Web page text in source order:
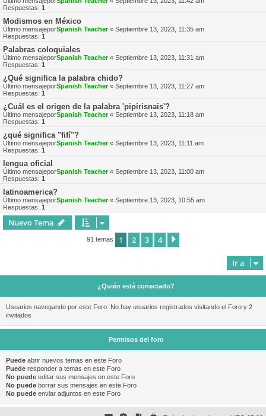
Respuestas: 1
Modismos en México
Último mensajeporSpanish Teacher« Septiembre 13, 2023, 11:35 am
Respuestas: 1
Palabras coloquiales
Último mensajeporSpanish Teacher« Septiembre 13, 2023, 11:31 am
Respuestas: 1
¿Qué significa la palabra chido?
Último mensajeporSpanish Teacher« Septiembre 13, 2023, 11:27 am
Respuestas: 1
¿Cuál es el origen de la palabra 'pipirisnais'?
Último mensajeporSpanish Teacher« Septiembre 13, 2023, 11:18 am
Respuestas: 1
¿qué significa "fifí"?
Último mensajeporSpanish Teacher« Septiembre 13, 2023, 11:11 am
Respuestas: 1
lengua oficial
Último mensajeporSpanish Teacher« Septiembre 13, 2023, 11:00 am
Respuestas: 1
latinoamerica?
Último mensajeporSpanish Teacher« Septiembre 13, 2023, 10:55 am
Respuestas: 1
Nuevo Tema
91 temas 1 2 3 4
Ir a
¿Quién está conectado?
Usuarios navegando por este Foro: No hay usuarios registrados visitando el Foro y 2
invitados
Permisos del foro
Puede abrir nuevos temas en este Foro
Puede responder a temas en este Foro
No puede editar sus mensajes en este Foro
No puede borrar sus mensajes en este Foro
No puede enviar adjuntos en este Foro